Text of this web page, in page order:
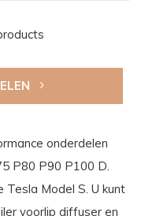
onderdelen
P80 P90 P100 D.
Tesla Model S. U kunt
voorlip diffuser en